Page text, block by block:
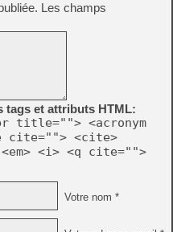
Les champs
tags et attributs HTML:
title=""> <acronym
cite=""> <cite>
<i> <q cite="">
Votre nom *